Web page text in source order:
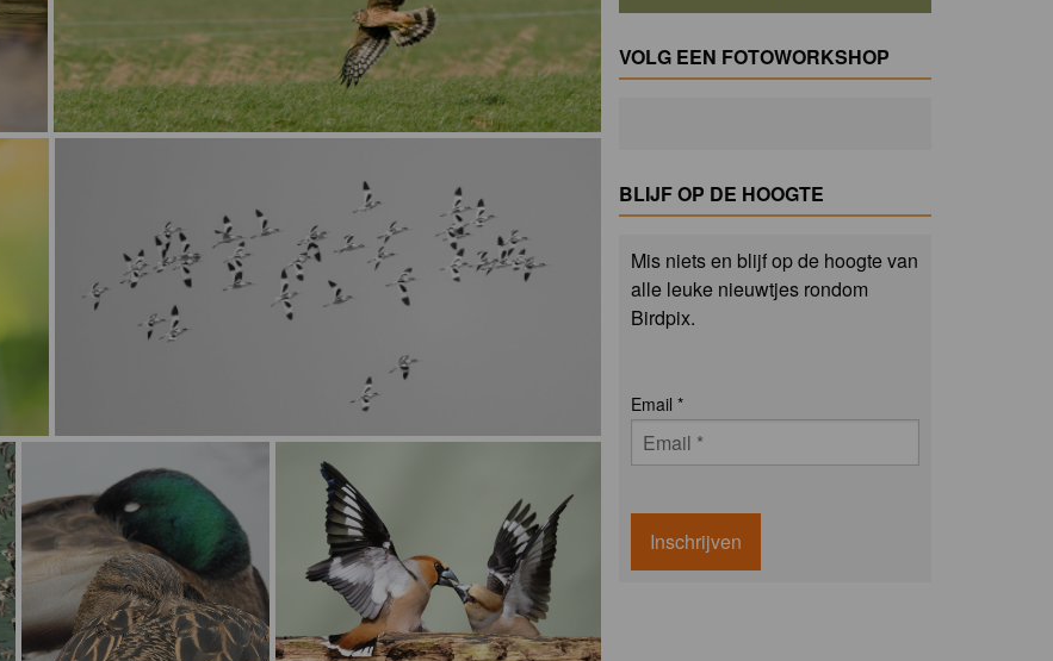
VOLG EEN FOTOWORKSHOP
BLIJF OP DE HOOGTE
Mis niets en blijf op de hoogte van
alle leuke nieuwtjes rondom
Birdpix.
Email *
Inschrijven